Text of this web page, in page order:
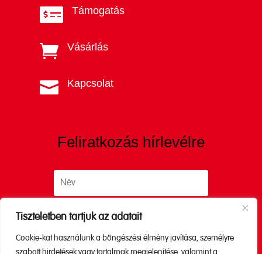
Tiszteletben tartjuk az adatait
Cookie-kat használunk a böngészési élmény javítása, személyre
szabott hirdetések vagy tartalmak megjelenítése, valamint a
 Támogatás
 Vásárlás
 Kapcsolat
Feliratkozás hírlevélre
Küldés